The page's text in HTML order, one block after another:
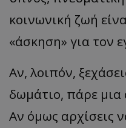
κοινωνική ζωή
«άσκηση» για τον
Αν, λοιπόν,
δωμάτιο, πάρε μια
Αν όμως αρχίσεις